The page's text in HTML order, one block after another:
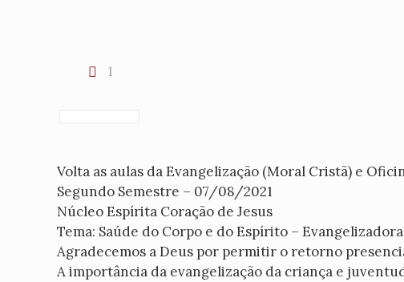
1
Volta as aulas da Evangelização (Moral Cristã) e
Segundo Semestre – 07/08/2021
Núcleo Espírita Coração de Jesus
Tema: Saúde do Corpo e do Espírito –
Agradecemos a Deus por permitir o retorno
A importância da evangelização da criança e